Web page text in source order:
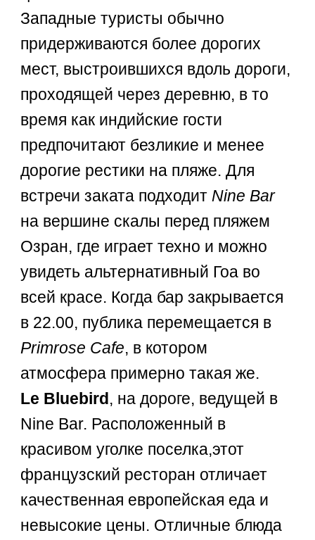
Западные туристы обычно
придерживаются более дорогих
мест, выстроившихся вдоль дороги,
проходящей через деревню, в то
время как индийские гости
предпочитают безликие и менее
дорогие рестики на пляже. Для
встречи заката подходит Nine Bar
на вершине скалы перед пляжем
Озран, где играет техно и можно
увидеть альтернативный Гоа во
всей красе. Когда бар закрывается
в 22.00, публика перемещается в
Primrose Cafe, в котором
атмосфера примерно такая же.
Le Bluebird, на дороге, ведущей в
Nine Bar. Расположенный в
красивом уголке поселка,этот
французский ресторан отличает
качественная европейская еда и
невысокие цены. Отличные блюда